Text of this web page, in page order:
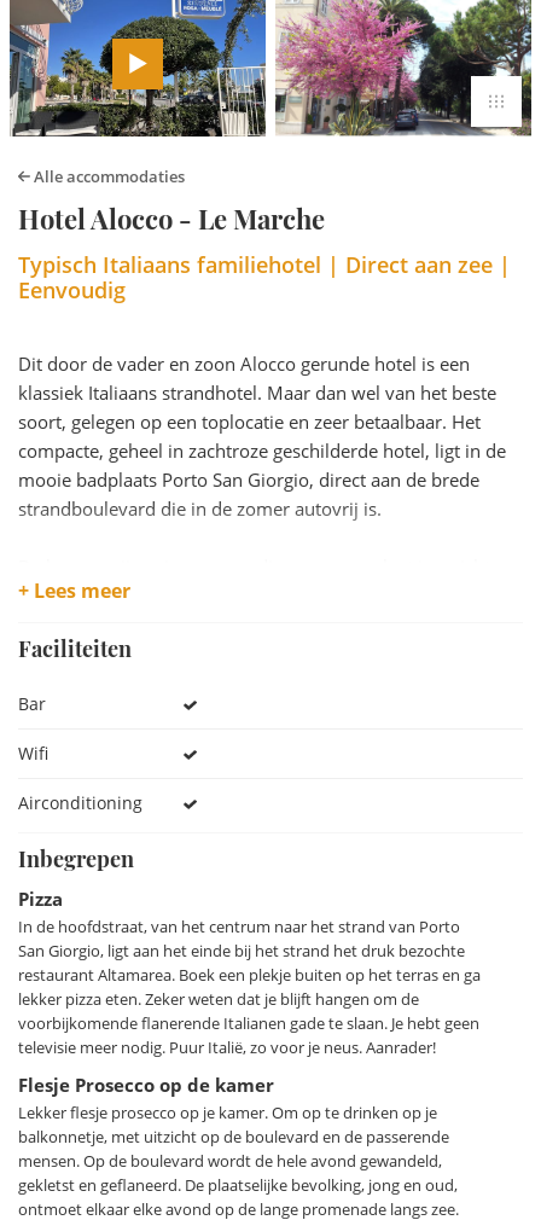
Alle accommodaties
Hotel Alocco - Le Marche
Typisch Italiaans familiehotel | Direct aan zee |
Eenvoudig
Dit door de vader en zoon Alocco gerunde hotel is een
klassiek Italiaans strandhotel. Maar dan wel van het beste
soort, gelegen op een toplocatie en zeer betaalbaar. Het
compacte, geheel in zachtroze geschilderde hotel, ligt in de
mooie badplaats Porto San Giorgio, direct aan de brede
strandboulevard die in de zomer autovrij is.
superschoon. Ze beschikken alle over een balkon vanwaar je
boulevard hebt. In de veranda aan de voorzijde van het
ook een kleine bar waar je om een caffè kunt vragen of ’s
kijken.
Wanneer je de boulevard vol palmbomen en schitterde
restaurantfaciliteiten waar je een fijne ligstoel en parasol
kunt huren. Porto San Giorgio kent vele restaurants, mooie
winkels en er wordt iedere donderdag een enorme markt
georganiseerd die vele bewoners uit de verre omtrek trekt.
In deze badplaats valt het je nog op wanneer iemand geen
Italiaans spreekt. Er is hier beslist nog geen sprake van
massatoerisme.
In de directe nabijheid van het hotel kun je je auto gratis
parkeren. Overigens is Porto San Giorgio ook goed per trein
+ Lees meer
Faciliteiten
Bar
Wifi
Airconditioning
Inbegrepen
Pizza
In de hoofdstraat, van het centrum naar het strand van Porto
San Giorgio, ligt aan het einde bij het strand het druk bezochte
restaurant Altamarea. Boek een plekje buiten op het terras en ga
lekker pizza eten. Zeker weten dat je blijft hangen om de
voorbijkomende flanerende Italianen gade te slaan. Je hebt geen
televisie meer nodig. Puur Italië, zo voor je neus. Aanrader!
Flesje Prosecco op de kamer
Lekker flesje prosecco op je kamer. Om op te drinken op je
balkonnetje, met uitzicht op de boulevard en de passerende
mensen. Op de boulevard wordt de hele avond gewandeld,
gekletst en geflaneerd. De plaatselijke bevolking, jong en oud,
ontmoet elkaar elke avond op de lange promenade langs zee.